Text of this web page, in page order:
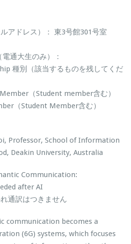
アドレス）： 東3号館301号室
通大生のみ）：
種別（該当するものを残してくだ
（Student member含む）
Student Member含む）
以外
Professor, School of Information
Deakin University, Australia
Communication:
after AI
通訳はつきません
communication becomes a
(6G) systems, which focuses